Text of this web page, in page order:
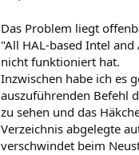
Das Problem liegt
"All HAL-based Intel
nicht funktioniert hat.
Inzwischen habe ich es
auszuführenden Befehl
zu sehen und das
Verzeichnis abgelegte
verschwindet beim